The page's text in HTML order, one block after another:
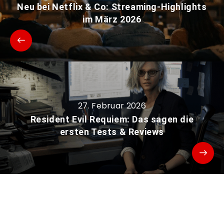
Neu bei Netflix & Co: Streaming-Highlights
im März 2026
27. Februar 2026
Resident Evil Requiem: Das sagen die
ersten Tests & Reviews